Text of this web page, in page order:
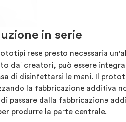
in serie
rese presto necessaria
dai creatori, può essere
di disinfettarsi le mani. Il
la fabbricazione additiva
passare dalla fabbricazione
produrre la parte centrale.